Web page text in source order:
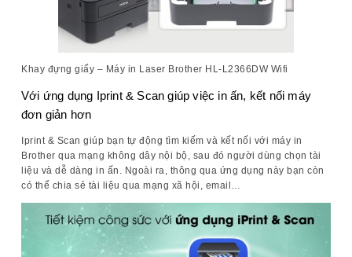
Khay đựng giấy – Máy in Laser Brother HL-L2366DW Wifi
Với ứng dụng Iprint & Scan giúp việc in ấn, kết nối máy
đơn giản hơn
Iprint & Scan giúp bạn tự động tìm kiếm và kết nối với máy in
Brother qua mạng không dây nội bộ, sau đó người dùng chọn tài
liệu và dễ dàng in ấn. Ngoài ra, thông qua ứng dụng này bạn còn
có thể chia sẻ tài liệu qua mạng xã hội, email…